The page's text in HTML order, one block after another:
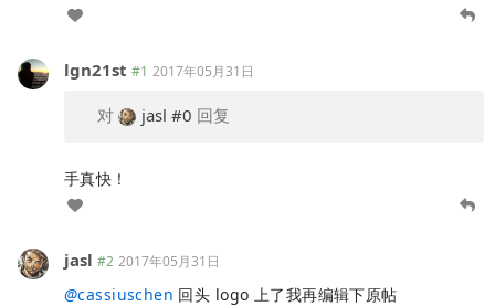
lgn21st #1 2017年05月31日
对 jasl #0 回复
手真快！
jasl #2 2017年05月31日
@cassiuschen 回头 logo 上了我再编辑下原帖